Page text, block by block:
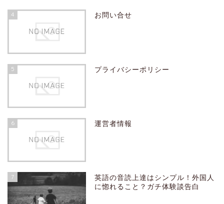
4 お問い合せ
5 プライバシーポリシー
6 運営者情報
7
英語の音読上達はシンプル！外国人
に惚れること？ガチ体験談告白